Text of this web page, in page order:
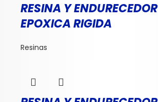
RESINA Y ENDURECEDOR
EPOXICA RIGIDA
Resinas